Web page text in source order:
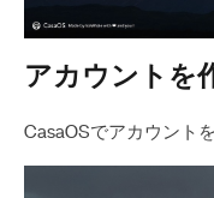
アカウントを
CasaOSでアカウント